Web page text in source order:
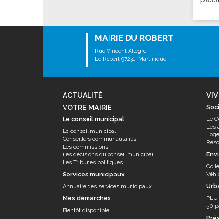
Faire une demande de subvention
Les activités des associations
Les espaces numériques
Infos baignade
Infos sargasse
Toilettes publiques
Stationnement
Les marchés
Le funéraire
SANTÉ
Annuaire santé
MAIRIE DU ROBERT
Rue Vincent Allègre,
Le Robert 97231, Martinique
ACTUALITÉ
VOTRE MAIRIE
Le conseil municipal
Le conseil municipal
Conseillers communautaires
Les commissions
Les décisions du conseil municipal
Les Tribunes politiques
Services municipaux
Annuaire des services municipaux
Mes démarches
Bientôt disponible
Le
Les
PLU
50